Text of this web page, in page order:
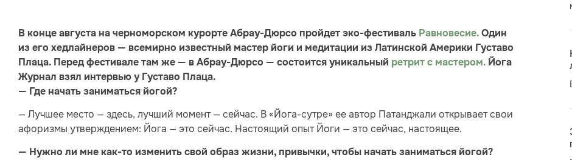
В конце августа на черноморском курорте Абрау-Дюрсо пройдет эко-фестиваль Равновесие. Один
из его хедлайнеров — всемирно известный мастер йоги и медитации из Латинской Америки Густаво
Плаца. Перед фестивале там же — в Абрау-Дюрсо — состоится уникальный ретрит с мастером. Йога
Журнал взял интервью у Густаво Плаца.
— Где начать заниматься йогой?
— Лучшее место — здесь, лучший момент — сейчас. В «Йога-сутре» ее автор Патанджали открывает свои
афоризмы утверждением: Йога — это сейчас. Настоящий опыт Йоги — это сейчас, настоящее.
— Нужно ли мне как-то изменить свой образ жизни, привычки, чтобы начать заниматься йогой?